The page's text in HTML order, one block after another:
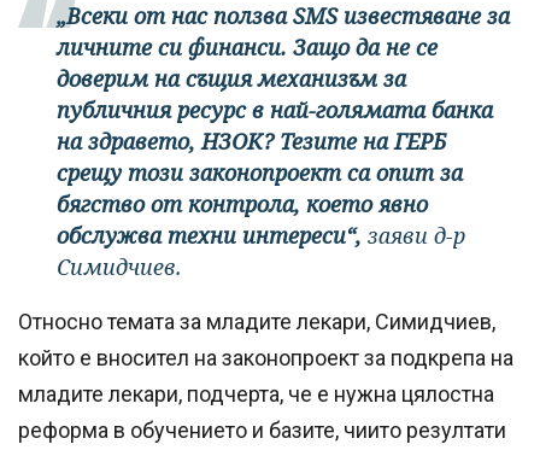
„Всеки от нас ползва SMS известяване за
личните си финанси. Защо да не се
доверим на същия механизъм за
публичния ресурс в най-голямата банка
на здравето, НЗОК? Тезите на ГЕРБ
срещу този законопроект са опит за
бягство от контрола, което явно
обслужва техни интереси“, заяви д-р
Симидчиев.
Относно темата за младите лекари, Симидчиев,
който е вносител на законопроект за подкрепа на
младите лекари, подчерта, че е нужна цялостна
реформа в обучението и базите, чиито резултати